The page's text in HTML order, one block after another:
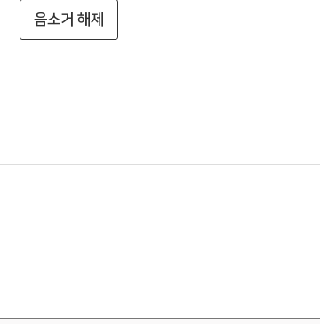
음소거 해제